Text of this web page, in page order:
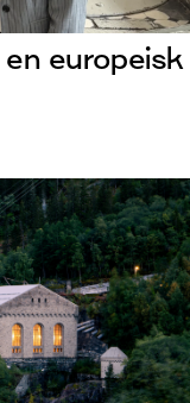
europeisk